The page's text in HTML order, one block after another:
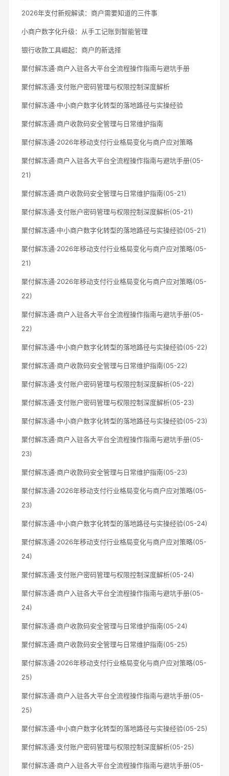
2026年支付新规解读：商户需要知道的三件事
小商户数字化升级：从手工记账到智能管理
银行收款工具崛起：商户的新选择
聚付解冻通·商户入驻各大平台全流程操作指南与避坑手册
聚付解冻通·支付账户密码管理与权限控制深度解析
聚付解冻通·中小商户数字化转型的落地路径与实操经验
聚付解冻通·商户收款码安全管理与日常维护指南
聚付解冻通·2026年移动支付行业格局变化与商户应对策略
聚付解冻通·商户入驻各大平台全流程操作指南与避坑手册(05-
21)
聚付解冻通·商户收款码安全管理与日常维护指南(05-21)
聚付解冻通·支付账户密码管理与权限控制深度解析(05-21)
聚付解冻通·中小商户数字化转型的落地路径与实操经验(05-21)
聚付解冻通·2026年移动支付行业格局变化与商户应对策略(05-
21)
聚付解冻通·2026年移动支付行业格局变化与商户应对策略(05-
22)
聚付解冻通·商户入驻各大平台全流程操作指南与避坑手册(05-
22)
聚付解冻通·中小商户数字化转型的落地路径与实操经验(05-22)
聚付解冻通·商户收款码安全管理与日常维护指南(05-22)
聚付解冻通·支付账户密码管理与权限控制深度解析(05-22)
聚付解冻通·支付账户密码管理与权限控制深度解析(05-23)
聚付解冻通·中小商户数字化转型的落地路径与实操经验(05-23)
聚付解冻通·商户入驻各大平台全流程操作指南与避坑手册(05-
23)
聚付解冻通·商户收款码安全管理与日常维护指南(05-23)
聚付解冻通·2026年移动支付行业格局变化与商户应对策略(05-
23)
聚付解冻通·中小商户数字化转型的落地路径与实操经验(05-24)
聚付解冻通·2026年移动支付行业格局变化与商户应对策略(05-
24)
聚付解冻通·支付账户密码管理与权限控制深度解析(05-24)
聚付解冻通·商户入驻各大平台全流程操作指南与避坑手册(05-
24)
聚付解冻通·商户收款码安全管理与日常维护指南(05-24)
聚付解冻通·商户收款码安全管理与日常维护指南(05-25)
聚付解冻通·2026年移动支付行业格局变化与商户应对策略(05-
25)
聚付解冻通·商户入驻各大平台全流程操作指南与避坑手册(05-
25)
聚付解冻通·中小商户数字化转型的落地路径与实操经验(05-25)
聚付解冻通·支付账户密码管理与权限控制深度解析(05-25)
聚付解冻通·商户入驻各大平台全流程操作指南与避坑手册(05-